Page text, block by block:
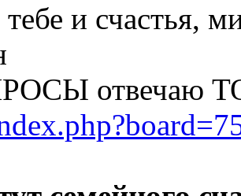
и счастья,
отвечаю